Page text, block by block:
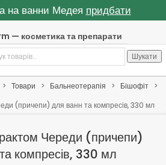
на ванни Медея придбати
— косметика та препарати
Шукати
> Товари > Бальнеотерапія > Бішофіт
>
(причепи) для ванн та компресів, 330 мл
Череди (причепи)
компресів, 330 мл